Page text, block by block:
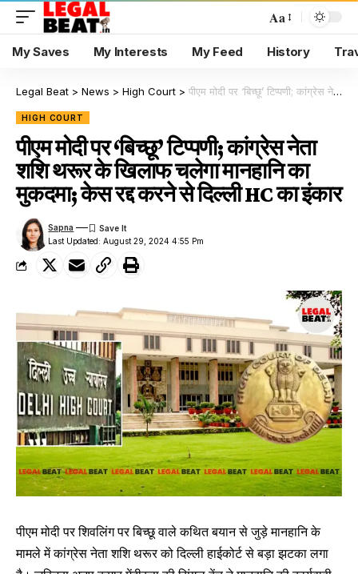
Aa
My Saves My Interests My Feed History
Legal Beat > News > High Court > पीएम मोदी पर ‘बिच्छू’ टिप्पणी; कांग्रेस नेता शशि थरूर के खिलाफ चलेगा मानहानि का मुकदमा; केस रद्द करने से दिल्ली HC का इंकार
HIGH COURT
पीएम मोदी पर ‘बिच्छू’ टिप्पणी; कांग्रेस नेता
शशि थरूर के खिलाफ चलेगा मानहानि का
मुकदमा; केस रद्द करने से दिल्ली HC का इंकार
Last Updated: August 29, 2024 4:55 Pm
Sapna
पीएम मोदी पर शिवलिंग पर बिच्छू वाले कथित बयान से जुड़े मानहानि के
मामले में कांग्रेस नेता शशि थरूर को दिल्ली हाईकोर्ट से बड़ा झटका लगा